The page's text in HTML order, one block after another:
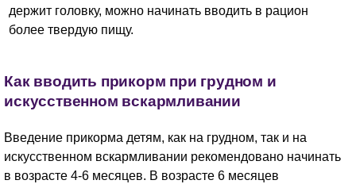
держит головку, можно начинать вводить в рацион
более твердую пищу.
Как вводить прикорм при грудном и
искусственном вскармливании
Введение прикорма детям, как на грудном, так и на
искусственном вскармливании рекомендовано начинать
в возрасте 4-6 месяцев. В возрасте 6 месяцев